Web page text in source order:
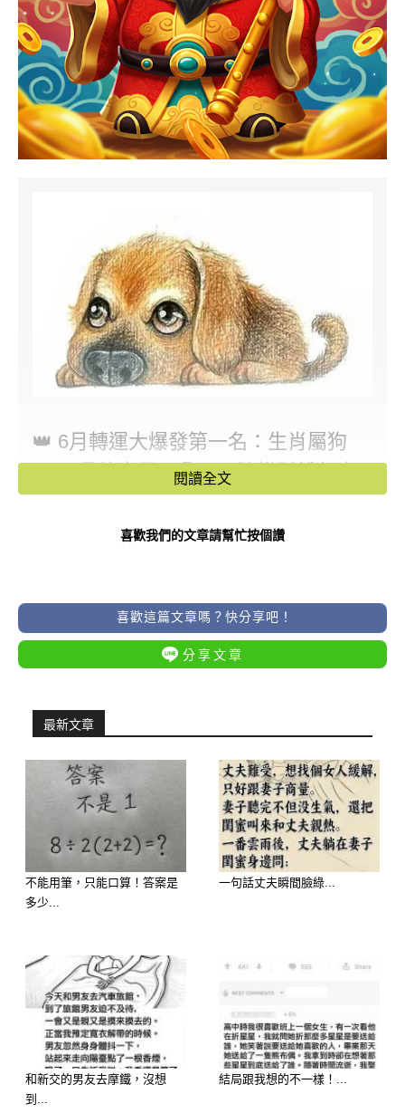
👑 6月轉運大爆發第一名：生肖屬狗
—— 月德吉星入鼎，天降橫財錢包瘋
狂鼓脹
翻身大轉變： 屬狗的朋友，前半年那
些只出不進、存不到錢、甚至替人背黑
鍋的憋屈感，在 6 月正式劃下句點！這
帛宮，代表著屬於你的福氣與財富正在
大師吸財指南： 6 月開始你們走的是
「悶聲發大財」的強勢好運。正財工資
有大幅提升或拿高額獎金的機會，偏
財、橫財運勢更是好到像開了外掛！之
路過彩券行隨手買一張，都極容易迎來
巨額獎金砸滿懷的驚喜。準備迎接錢包
瘋狂鼓脹的暴富喜悅吧！
閱讀全文
喜歡我們的文章請幫忙按個讚
喜歡這篇文章嗎？快分享吧！
分享文章
最新文章
不能用筆，只能口算！答案是
多少...
一句話丈夫瞬間臉綠...
和新交的男友去摩鐵，沒想
到...
結局跟我想的不一樣！...